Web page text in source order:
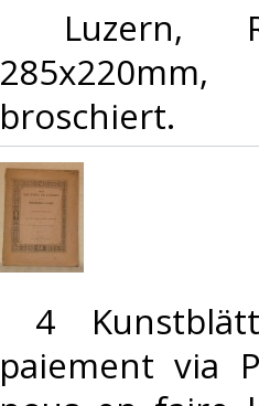
Luzern,
broschiert. ‎
4
paiement via